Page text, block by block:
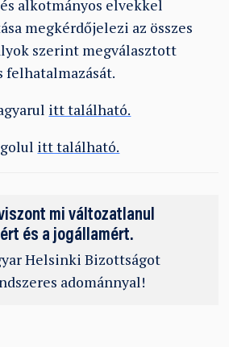
alkotmányos elvekkel
megkérdőjelezi az összes
szerint megválasztott
felhatalmazását.
itt található.
itt található.
mi változatlanul
és a jogállamért.
Helsinki Bizottságot
adománnyal!